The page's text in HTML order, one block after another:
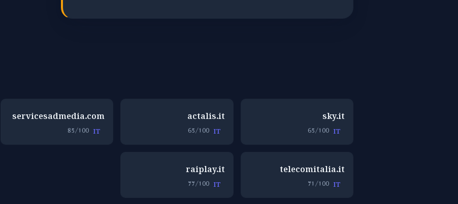
sky.it
IT
65/100
actalis.it
IT
65/100
servicesadmedia.com
IT
85/100
telecomitalia.it
IT
71/100
raiplay.it
IT
77/100